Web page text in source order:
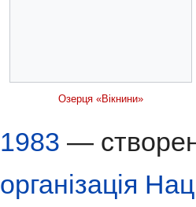
Озерця «Вікнини»
1983 —
організація